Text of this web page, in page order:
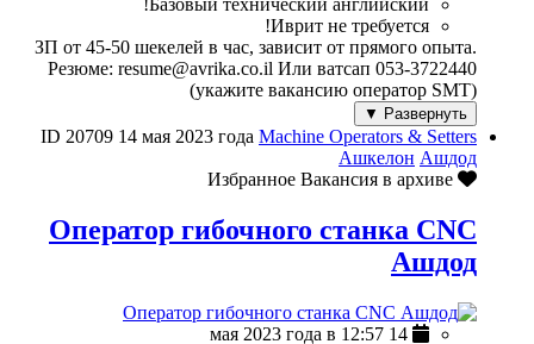
Базовый технический английский!
Иврит не требуется!
ЗП от 45-50 шекелей в час, зависит от прямого опыта.
Резюме: resume@avrika.co.il Или ватсап 053-3722440
(укажите вакансию оператор SMT)
Развернуть ▼
ID 20709 14 мая 2023 года Machine Operators & Setters
Ашкелон Ашдод
Вакансия в архиве
Оператор гибочного станка CNC
Ашдод